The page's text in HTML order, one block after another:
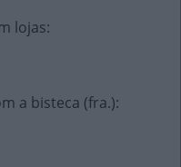
lojas:
a bisteca (fra.):